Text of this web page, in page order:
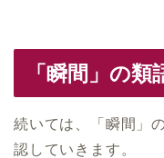
「瞬間」の
続いては、「瞬間」
認していきます。